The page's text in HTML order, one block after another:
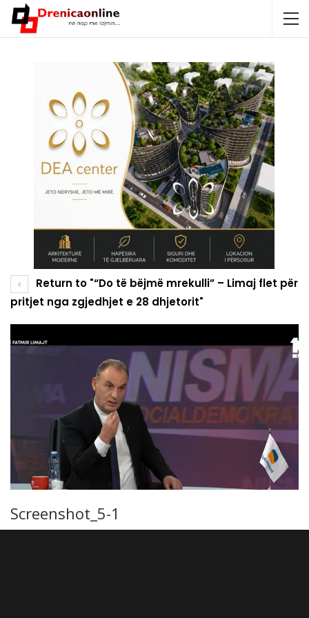
Return to "“Do të bëjmë mrekulli” – Limaj flet për
pritjet nga zgjedhjet e 28 dhjetorit"
Screenshot_5-1